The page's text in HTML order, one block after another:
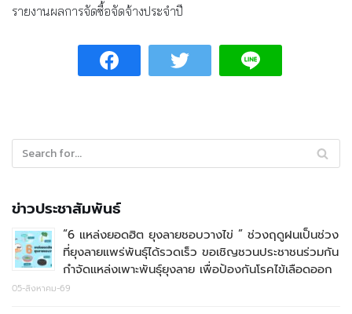
รายงานผลการจัดซื้อจัดจ้างประจำปี
ข่าวประชาสัมพันธ์
“6 แหล่งยอดฮิต ยุงลายชอบวางไข่ ” ช่วงฤดูฝนเป็นช่วง
ที่ยุงลายแพร่พันธุ์ได้รวดเร็ว ขอเชิญชวนประชาชนร่วมกัน
กำจัดแหล่งเพาะพันธุ์ยุงลาย เพื่อป้องกันโรคไข้เลือดออก
05-สิงหาคม-69